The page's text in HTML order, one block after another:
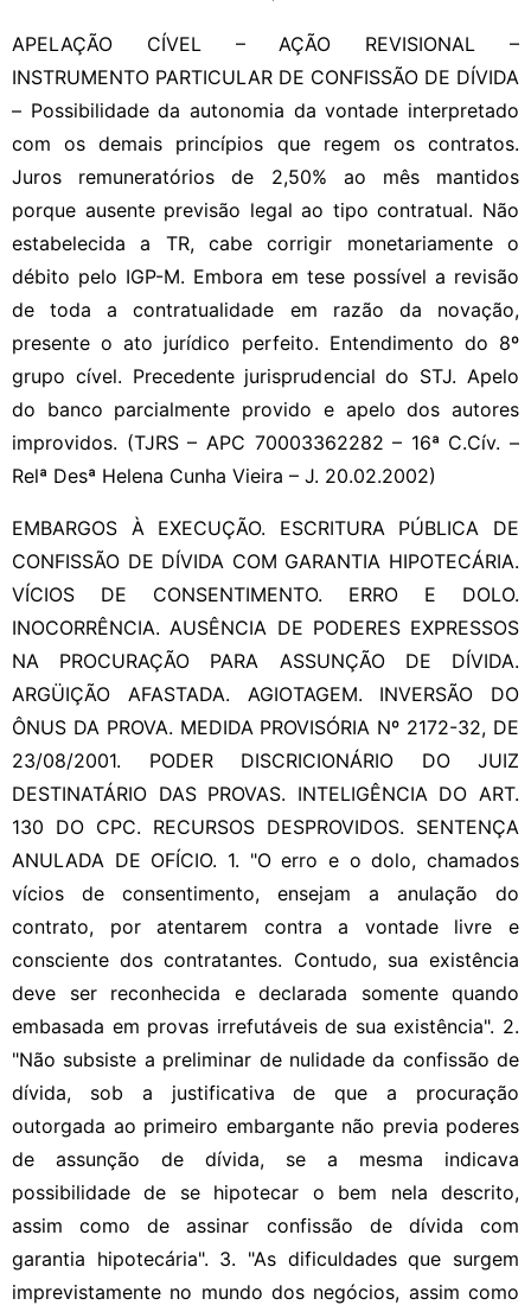
APELAÇÃO CÍVEL – AÇÃO REVISIONAL –
INSTRUMENTO PARTICULAR DE CONFISSÃO DE DÍVIDA
– Possibilidade da autonomia da vontade interpretado
com os demais princípios que regem os contratos.
Juros remuneratórios de 2,50% ao mês mantidos
porque ausente previsão legal ao tipo contratual. Não
estabelecida a TR, cabe corrigir monetariamente o
débito pelo IGP-M. Embora em tese possível a revisão
de toda a contratualidade em razão da novação,
presente o ato jurídico perfeito. Entendimento do 8º
grupo cível. Precedente jurisprudencial do STJ. Apelo
do banco parcialmente provido e apelo dos autores
improvidos. (TJRS – APC 70003362282 – 16ª C.Cív. –
Relª Desª Helena Cunha Vieira – J. 20.02.2002)
EMBARGOS À EXECUÇÃO. ESCRITURA PÚBLICA DE
CONFISSÃO DE DÍVIDA COM GARANTIA HIPOTECÁRIA.
VÍCIOS DE CONSENTIMENTO. ERRO E DOLO.
INOCORRÊNCIA. AUSÊNCIA DE PODERES EXPRESSOS
NA PROCURAÇÃO PARA ASSUNÇÃO DE DÍVIDA.
ARGÜIÇÃO AFASTADA. AGIOTAGEM. INVERSÃO DO
ÔNUS DA PROVA. MEDIDA PROVISÓRIA Nº 2172-32, DE
23/08/2001. PODER DISCRICIONÁRIO DO JUIZ
DESTINATÁRIO DAS PROVAS. INTELIGÊNCIA DO ART.
130 DO CPC. RECURSOS DESPROVIDOS. SENTENÇA
ANULADA DE OFÍCIO. 1. "O erro e o dolo, chamados
vícios de consentimento, ensejam a anulação do
contrato, por atentarem contra a vontade livre e
consciente dos contratantes. Contudo, sua existência
deve ser reconhecida e declarada somente quando
embasada em provas irrefutáveis de sua existência". 2.
"Não subsiste a preliminar de nulidade da confissão de
dívida, sob a justificativa de que a procuração
outorgada ao primeiro embargante não previa poderes
de assunção de dívida, se a mesma indicava
possibilidade de se hipotecar o bem nela descrito,
assim como de assinar confissão de dívida com
garantia hipotecária". 3. "As dificuldades que surgem
imprevistamente no mundo dos negócios, assim como